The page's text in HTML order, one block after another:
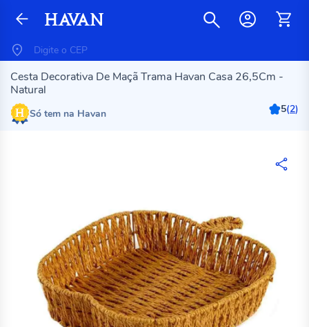
Cesta Decorativa De Maçã Trama Havan Casa 26,5Cm -
Natural
Só tem na Havan 5(2)